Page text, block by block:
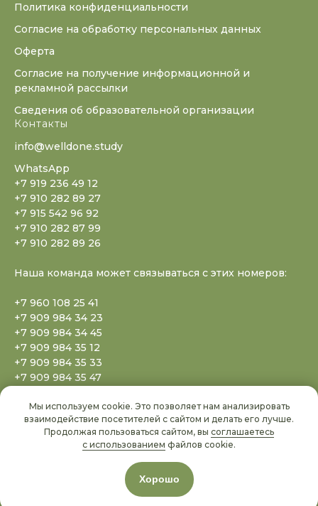
Политика конфиденциальности
Согласие на обработку персональных данных
Оферта
Согласие на получение информационной и
рекламной рассылки
Сведения об образовательной организации
Контакты
info@welldone.study
WhatsApp
+7 919 236 49 12
+7 910 282 89 27
+7 915 542 96 92
+7 910 282 87 99
+7 910 282 89 26
Наша команда может связываться с этих номеров:
+7 960 108 25 41
+7 909 984 34 23
+7 909 984 34 45
+7 909 984 35 12
+7 909 984 35 33
+7 909 984 35 47
+7 909 984 35 88
+7 909 984 35 99
+7 909 984 36 20
+7 909 984 36 50
Мы используем cookie. Это позволяет нам анализировать
взаимодействие посетителей с сайтом и делать его лучше.
Продолжая пользоваться сайтом, вы соглашаетесь
с использованием файлов cookie.
Хорошо